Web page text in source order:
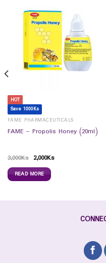
HOT
Save 1000Ks
FAME PHARMACEUTICALS
FAME – Propolis Honey (20ml)
3,000Ks 2,000Ks
READ MORE